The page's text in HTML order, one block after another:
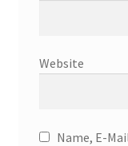
Website
Name, E-